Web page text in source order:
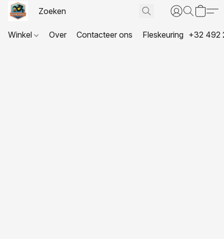
Winkel Over Contacteer ons Fleskeuring +32 492